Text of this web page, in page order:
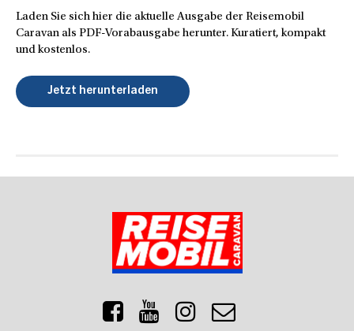
Laden Sie sich hier die aktuelle Ausgabe der Reisemobil
Caravan als PDF-Vorabausgabe herunter. Kuratiert, kompakt
und kostenlos.
Jetzt herunterladen